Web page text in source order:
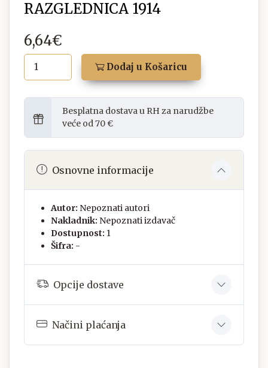
RAZGLEDNICA 1914
6,64€
Dodaj u Košaricu
Besplatna dostava u RH za narudžbe
veće od 70 €
Osnovne informacije
Autor: Nepoznati autori
Nakladnik: Nepoznati izdavač
Dostupnost: 1
Šifra: -
Opcije dostave
Načini plaćanja